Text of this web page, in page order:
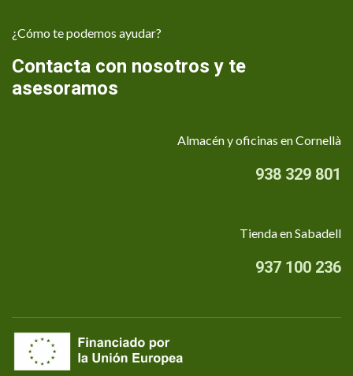
¿Cómo te podemos ayudar?
Contacta con nosotros y te
asesoramos
Almacén y oficinas en Cornellà
938 329 801
Tienda en Sabadell
937 100 236